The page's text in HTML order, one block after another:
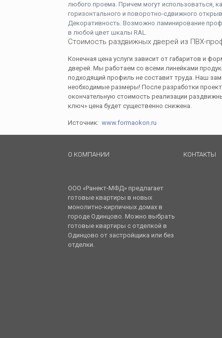
любого проема. Причем могут использоваться,
горизонтального и поворотно-сдвижного
Декоративность. Возможно ламинирование
в любой цвет шкалы RAL.
Стоимость раздвижных дверей из ПВХ-
Конечная цена услуги зависит от габаритов и
дверей. Мы работаем со всеми линейками
подходящий профиль не составит труда. Наш
необходимые размеры! После разработки
окончательную стоимость реализации
ключ» цена будет существенно снижена.
Источник: www.formaokon.ru
О КОМПАНИИ
ООО «Ранект-МФД» предлагает
готовые квартиры в новых
монолитно-кирпичных домах в
городе Одинцово. Можно выбрать
готовые квартиры с отделкой в
Одинцово от застройщика или без
отделки.
КОНТАКТЫ